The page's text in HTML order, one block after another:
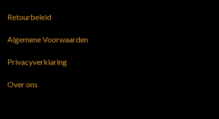
Retourbeleid
Algemene Voorwaarden
Privacyverklaring
Over ons